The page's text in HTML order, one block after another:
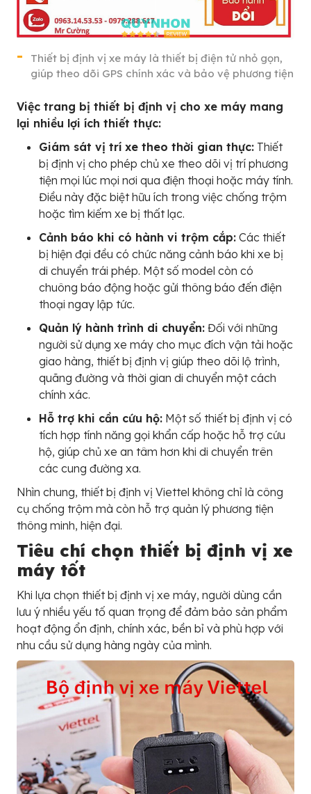
Thiết bị định vị xe máy là thiết bị điện tử nhỏ gọn,
giúp theo dõi GPS chính xác và bảo vệ phương tiện
Việc trang bị thiết bị định vị cho xe máy mang
lại nhiều lợi ích thiết thực:
Giám sát vị trí xe theo thời gian thực: Thiết
bị định vị cho phép chủ xe theo dõi vị trí phương
tiện mọi lúc mọi nơi qua điện thoại hoặc máy tính.
Điều này đặc biệt hữu ích trong việc chống trộm
hoặc tìm kiếm xe bị thất lạc.
Cảnh báo khi có hành vi trộm cắp: Các thiết
bị hiện đại đều có chức năng cảnh báo khi xe bị
di chuyển trái phép. Một số model còn có
chuông báo động hoặc gửi thông báo đến điện
thoại ngay lập tức.
Quản lý hành trình di chuyển: Đối với những
người sử dụng xe máy cho mục đích vận tải hoặc
giao hàng, thiết bị định vị giúp theo dõi lộ trình,
quãng đường và thời gian di chuyển một cách
chính xác.
Hỗ trợ khi cần cứu hộ: Một số thiết bị định vị có
tích hợp tính năng gọi khẩn cấp hoặc hỗ trợ cứu
hộ, giúp chủ xe an tâm hơn khi di chuyển trên
các cung đường xa.
Nhìn chung, thiết bị định vị Viettel không chỉ là công
cụ chống trộm mà còn hỗ trợ quản lý phương tiện
thông minh, hiện đại.
Tiêu chí chọn thiết bị định vị xe
máy tốt
Khi lựa chọn thiết bị định vị xe máy, người dùng cần
lưu ý nhiều yếu tố quan trọng để đảm bảo sản phẩm
hoạt động ổn định, chính xác, bền bỉ và phù hợp với
nhu cầu sử dụng hàng ngày của mình.